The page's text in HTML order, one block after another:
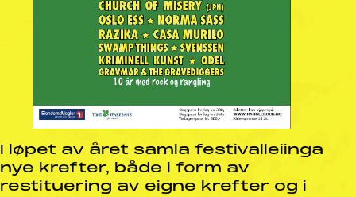
I løpet av året samla festivalleiinga
nye krefter, både i form av
restituering av eigne krefter og i